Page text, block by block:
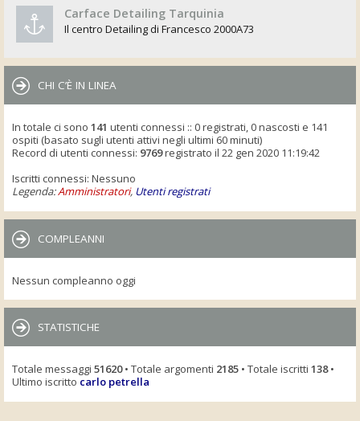
Carface Detailing Tarquinia
Il centro Detailing di Francesco 2000A73
CHI C’È IN LINEA
In totale ci sono 141 utenti connessi :: 0 registrati, 0 nascosti e 141
ospiti (basato sugli utenti attivi negli ultimi 60 minuti)
Record di utenti connessi: 9769registrato il 22 gen 2020 11:19:42
Iscritti connessi: Nessuno
Legenda:Amministratori, Utenti registrati
COMPLEANNI
Nessun compleanno oggi
STATISTICHE
Totale messaggi 51620• Totale argomenti 2185 • Totale iscritti 138•
Ultimo iscritto carlo petrella